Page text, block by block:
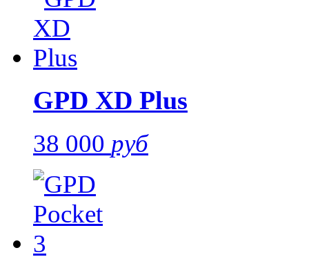
GPD XD Plus
38 000 руб